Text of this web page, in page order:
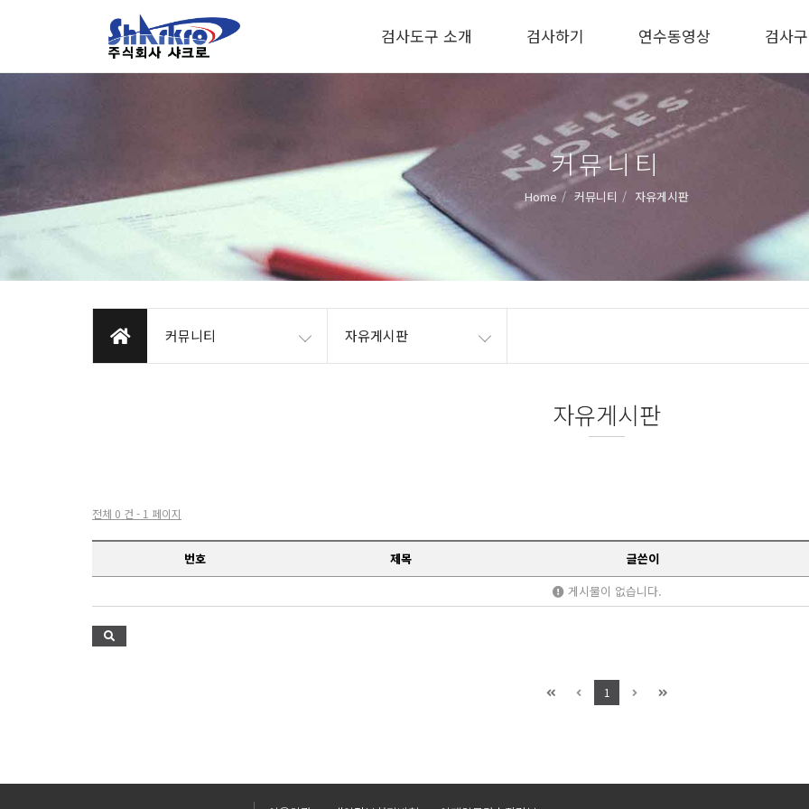
검사도구 소개 검사하기 연수동영상 검사
커뮤니티
Home 커뮤니티 자유게시판
커뮤니티 자유게시판
자유게시판
전체 0 건 - 1 페이지
번호 제목
글쓴이
게시물이 없습니다.
1